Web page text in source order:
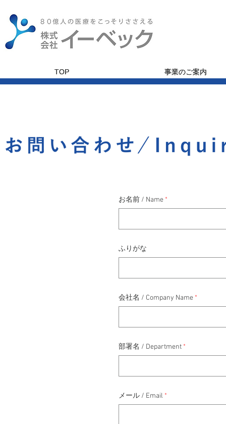
TOP 事業のご案内
TOP 事業のご案内
お名前 / Name
ふりがな
会社名 / Company Name
部署名 / Department
メール / Email